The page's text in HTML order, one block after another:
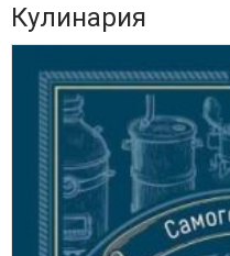
Кулинария